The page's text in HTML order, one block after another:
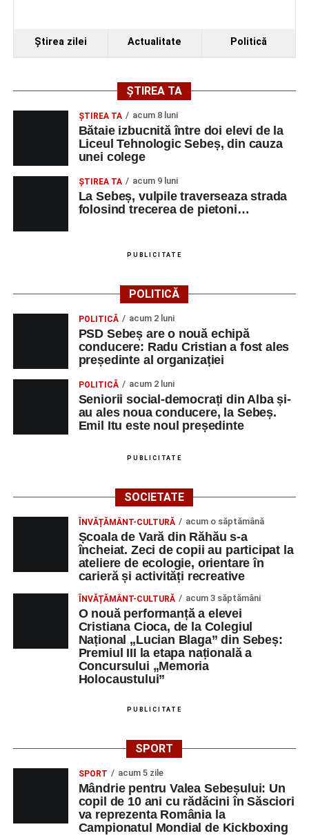
Ştirea zilei Actualitate Politică
ȘTIREA TA
ŞTIREA TA acum 8 luni
Bătaie izbucnită între doi elevi de la
Liceul Tehnologic Sebeș, din cauza
unei colege
ŞTIREA TA acum 9 luni
La Sebeș, vulpile traverseaza strada
folosind trecerea de pietoni…
PUBLICITATE
POLITICĂ
POLITICĂ acum 2 luni
PSD Sebeș are o nouă echipă
conducere: Radu Cristian a fost ales
președinte al organizației
POLITICĂ acum 2 luni
Seniorii social-democrați din Alba și-
au ales noua conducere, la Sebeș.
Emil Itu este noul președinte
PUBLICITATE
SOCIETATE
ÎNVĂȚĂMÂNT-CULTURĂ acum o săptămână
Școala de Vară din Răhău s-a
încheiat. Zeci de copii au participat la
ateliere de ecologie, orientare în
carieră și activități recreative
ÎNVĂȚĂMÂNT-CULTURĂ acum 3 săptămâni
O nouă performanță a elevei
Cristiana Cioca, de la Colegiul
Național „Lucian Blaga” din Sebeș:
Premiul III la etapa națională a
Concursului „Memoria
Holocaustului”
PUBLICITATE
SPORT
SPORT acum 5 zile
Mândrie pentru Valea Sebeșului: Un
copil de 10 ani cu rădăcini în Săsciori
va reprezenta România la
Campionatul Mondial de Kickboxing